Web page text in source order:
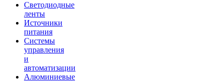
Светодиодные
ленты
Источники
питания
Системы
управления
и
автоматизации
Алюминиевые